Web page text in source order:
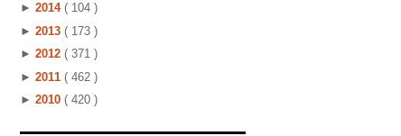
► 2014 ( 104 )
► 2013 ( 173 )
► 2012 ( 371 )
► 2011 ( 462 )
► 2010 ( 420 )